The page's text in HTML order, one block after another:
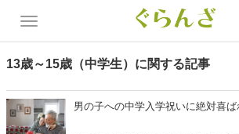
13歳～15歳（中学生）に関する記事
男の子への中学入学祝いに絶対喜ば